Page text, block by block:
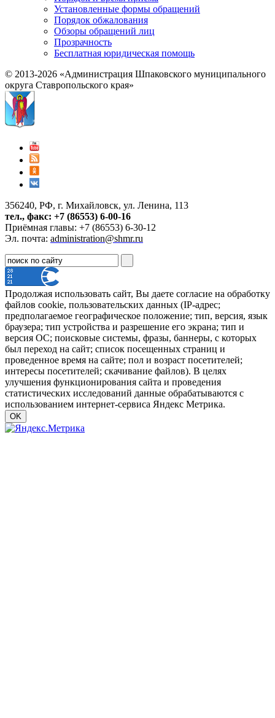
Установленные формы обращений
Порядок обжалования
Обзоры обращений лиц
Прозрачность
Бесплатная юридическая помощь
© 2013-2026 «Администрация Шпаковского муниципального
округа Ставропольского края»
356240, РФ, г. Михайловск, ул. Ленина, 113
тел., факс: +7 (86553) 6-00-16
Приёмная главы: +7 (86553) 6-30-12
Эл. почта: administration@shmr.ru
Продолжая использовать сайт, Вы даете согласие на обработку
файлов cookie, пользовательских данных (IP-адрес;
предполагаемое географическое положение; тип, версия, язык
браузера; тип устройства и разрешение его экрана; тип и
версия ОС; поисковые системы, фразы, баннеры, с которых
был переход на сайт; список посещенных страниц и
проведенное время на сайте; пол и возраст посетителей;
интересы посетителей; скачивание файлов). В целях
улучшения функционирования сайта и проведения
статистических исследований данные обрабатываются с
использованием интернет-сервиса Яндекс Метрика.
OK